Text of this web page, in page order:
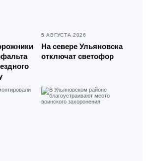
5 АВГУСТА 2026
На севере Ульяновска
отключат светофор